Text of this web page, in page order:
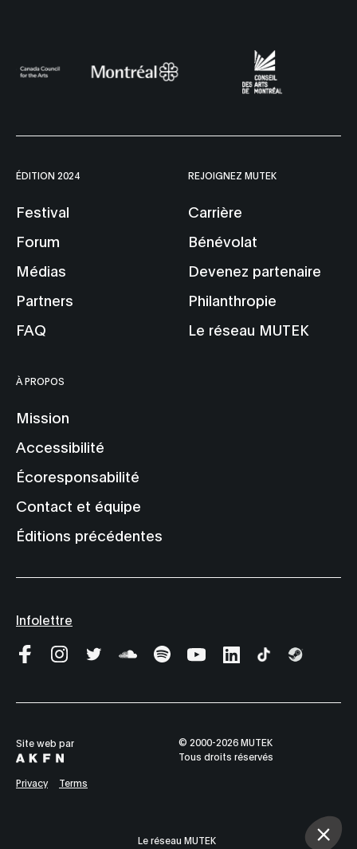
ÉDITION 2024
Festival
Forum
Médias
Partners
FAQ
REJOIGNEZ MUTEK
Carrière
Bénévolat
Devenez partenaire
Philanthropie
Le réseau MUTEK
À PROPOS
Mission
Accessibilité
Écoresponsabilité
Contact et équipe
Éditions précédentes
Infolettre
Site web par
© 2000-2026 MUTEK
Tous droits réservés
Privacy Terms
Le réseau MUTEK